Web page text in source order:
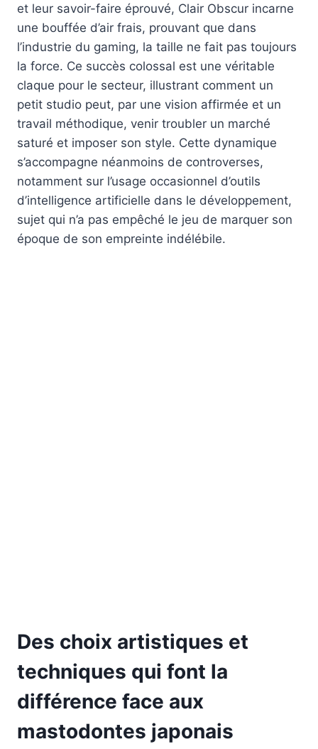
et leur savoir-faire éprouvé, Clair Obscur incarne
une bouffée d’air frais, prouvant que dans
l’industrie du gaming, la taille ne fait pas toujours
la force. Ce succès colossal est une véritable
claque pour le secteur, illustrant comment un
petit studio peut, par une vision affirmée et un
travail méthodique, venir troubler un marché
saturé et imposer son style. Cette dynamique
s’accompagne néanmoins de controverses,
notamment sur l’usage occasionnel d’outils
d’intelligence artificielle dans le développement,
sujet qui n’a pas empêché le jeu de marquer son
époque de son empreinte indélébile.
Des choix artistiques et
techniques qui font la
différence face aux
mastodontes japonais